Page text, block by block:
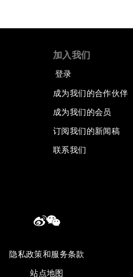
加入我们
登录
成为我们的合作伙伴
成为我们的会员
订阅我们的新闻稿
联系我们
隐私政策和服务条款
站点地图